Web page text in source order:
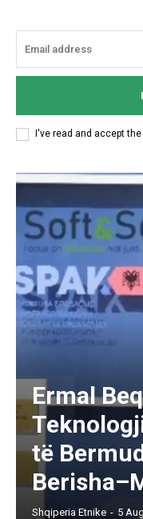
I've read and accept the
Ermal
të
Shqiperia Etnike - 5